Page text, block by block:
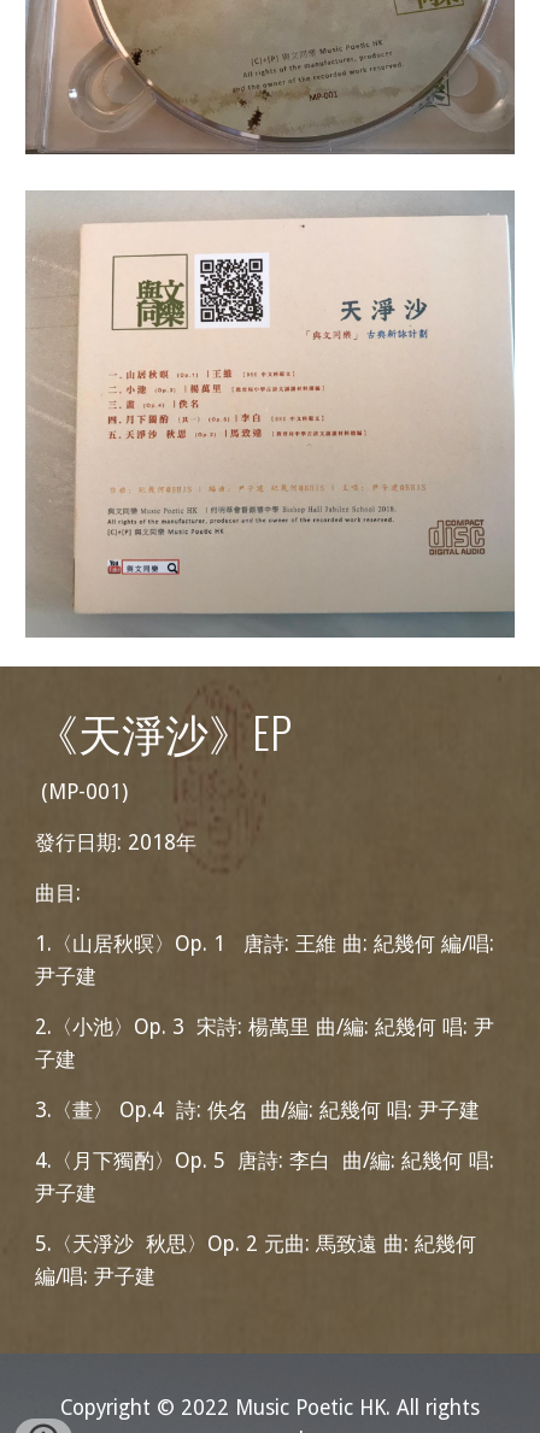
《天淨沙》EP
(MP-001)
發行日期: 2018年
曲目:
1.〈山居秋暝〉Op. 1 唐詩: 王維 曲: 紀幾何 編/唱:
尹子建
2.〈小池〉Op. 3 宋詩: 楊萬里 曲/編: 紀幾何 唱: 尹
子建
3.〈畫〉 Op.4 詩: 佚名 曲/編: 紀幾何 唱: 尹子建
4.〈月下獨酌〉Op. 5 唐詩: 李白 曲/編: 紀幾何 唱:
尹子建
5.〈天淨沙 秋思〉Op. 2 元曲: 馬致遠 曲: 紀幾何
編/唱: 尹子建
Copyright © 2022 Music Poetic HK. All rights